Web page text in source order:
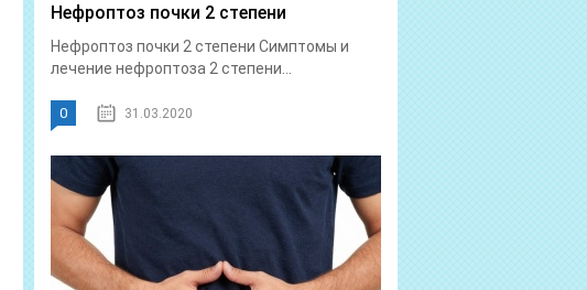
Нефроптоз почки 2 степени
Нефроптоз почки 2 степени Симптомы и
лечение нефроптоза 2 степени...
0 31.03.2020